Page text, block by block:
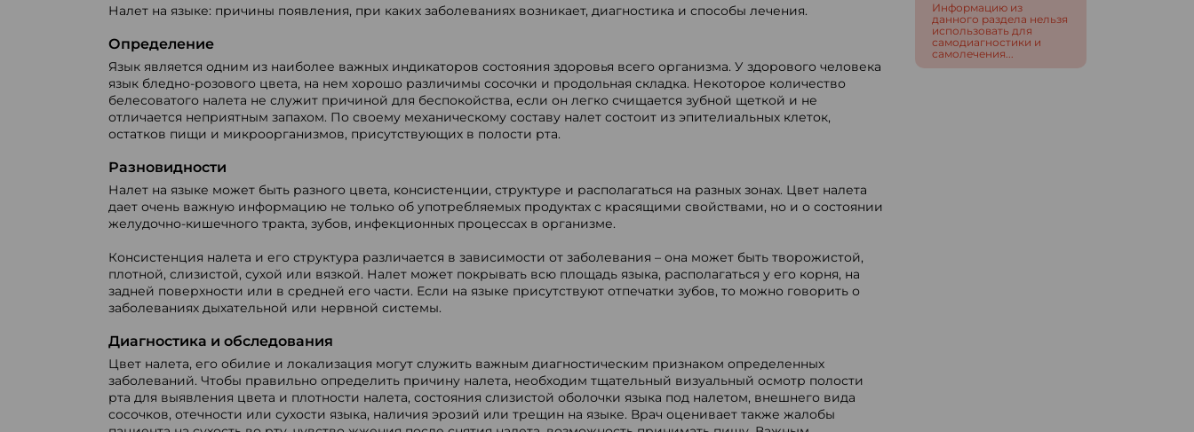
Налет на языке: причины появления, при каких заболеваниях возникает, диагностика и способы лечения.
Определение
Язык является одним из наиболее важных индикаторов состояния здоровья всего организма. У здорового человека
язык бледно-розового цвета, на нем хорошо различимы сосочки и продольная складка. Некоторое количество
белесоватого налета не служит причиной для беспокойства, если он легко счищается зубной щеткой и не
отличается неприятным запахом. По своему механическому составу налет состоит из эпителиальных клеток,
остатков пищи и микроорганизмов, присутствующих в полости рта.
Разновидности
Налет на языке может быть разного цвета, консистенции, структуре и располагаться на разных зонах. Цвет налета
дает очень важную информацию не только об употребляемых продуктах с красящими свойствами, но и о состоянии
желудочно-кишечного тракта, зубов, инфекционных процессах в организме.
Консистенция налета и его структура различается в зависимости от заболевания – она может быть творожистой,
плотной, слизистой, сухой или вязкой. Налет может покрывать всю площадь языка, располагаться у его корня, на
задней поверхности или в средней его части. Если на языке присутствуют отпечатки зубов, то можно говорить о
заболеваниях дыхательной или нервной системы.
Диагностика и обследования
Цвет налета, его обилие и локализация могут служить важным диагностическим признаком определенных
заболеваний. Чтобы правильно определить причину налета, необходим тщательный визуальный осмотр полости
рта для выявления цвета и плотности налета, состояния слизистой оболочки языка под налетом, внешнего вида
сосочков, отечности или сухости языка, наличия эрозий или трещин на языке. Врач оценивает также жалобы
Информацию из
данного раздела нельзя
использовать для
самодиагностики и
самолечения...